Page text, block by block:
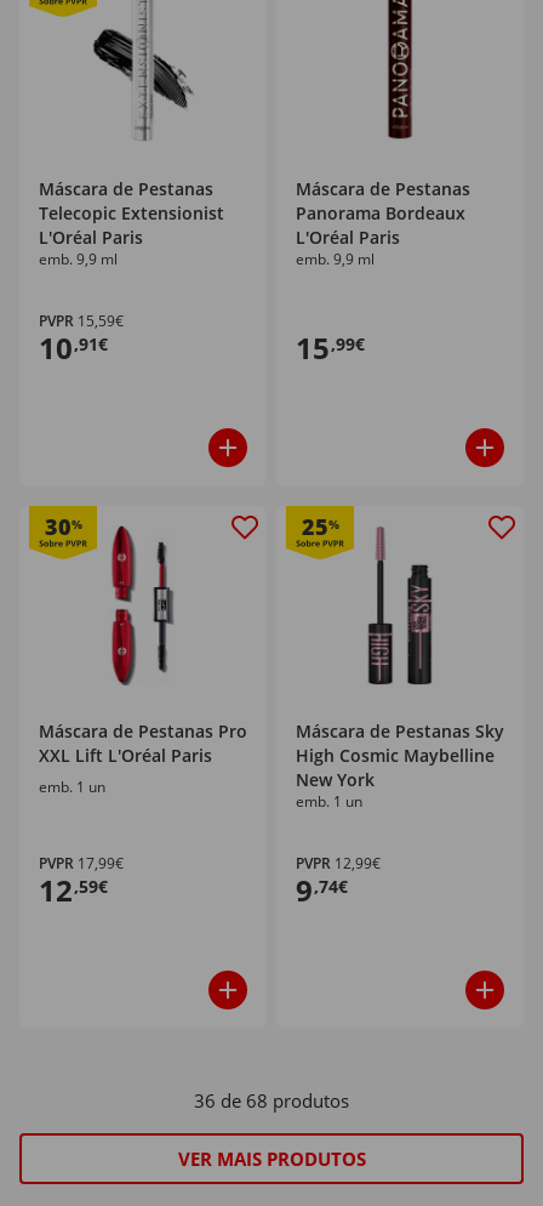
Máscara de Pestanas
Telecopic Extensionist
L'Oréal Paris
emb. 9,9 ml
PVPR 15,59€
10,91€
Máscara de Pestanas
Panorama Bordeaux
L'Oréal Paris
emb. 9,9 ml
15,99€
30%
Máscara de Pestanas Pro
XXL Lift L'Oréal Paris
emb. 1 un
PVPR 17,99€
12,59€
25%
Máscara de Pestanas Sky
High Cosmic Maybelline
New York
emb. 1 un
PVPR 12,99€
9,74€
36 de 68 produtos
VER MAIS PRODUTOS